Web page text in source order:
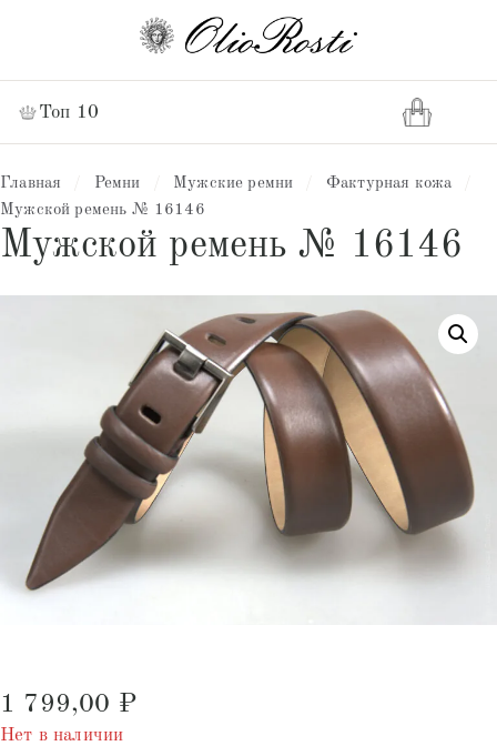
Топ 10
Главная Ремни Мужские ремни Фактурная кожа
Мужской ремень № 16146
Мужской ремень № 16146
1 799,00 ₽
Нет в наличии